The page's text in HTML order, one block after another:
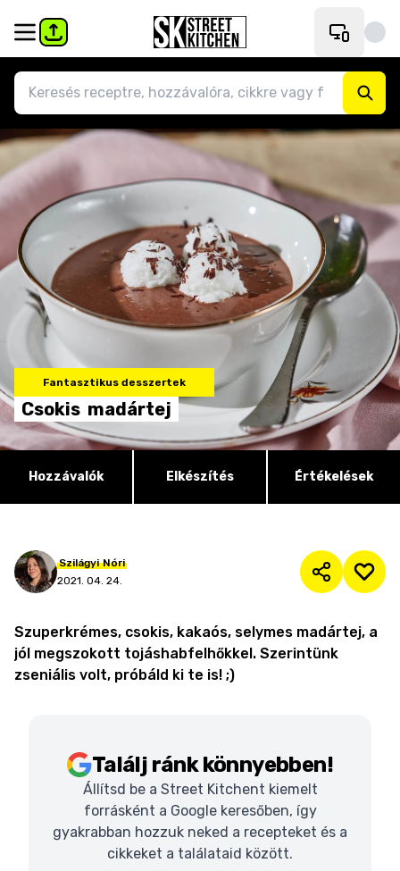
Fantasztikus desszertek
Csokis madártej
Hozzávalók Elkészítés Értékelések
Szilágyi Nóri
2021. 04. 24.
Szuperkrémes, csokis, kakaós, selymes madártej, a
jól megszokott tojáshabfelhőkkel. Szerintünk
zseniális volt, próbáld ki te is! ;)
Találj ránk könnyebben!
Állítsd be a Street Kitchent kiemelt
forrásként a Google keresőben, így
gyakrabban hozzuk neked a recepteket és a
cikkeket a találataid között.